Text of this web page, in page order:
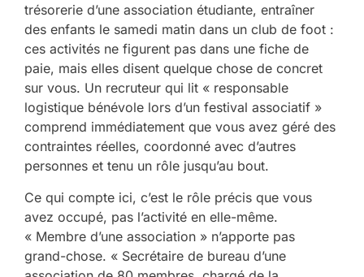
trésorerie d’une association étudiante, entraîner
des enfants le samedi matin dans un club de foot :
ces activités ne figurent pas dans une fiche de
paie, mais elles disent quelque chose de concret
sur vous. Un recruteur qui lit « responsable
logistique bénévole lors d’un festival associatif »
comprend immédiatement que vous avez géré des
contraintes réelles, coordonné avec d’autres
personnes et tenu un rôle jusqu’au bout.
Ce qui compte ici, c’est le rôle précis que vous
avez occupé, pas l’activité en elle-même.
« Membre d’une association » n’apporte pas
grand-chose. « Secrétaire de bureau d’une